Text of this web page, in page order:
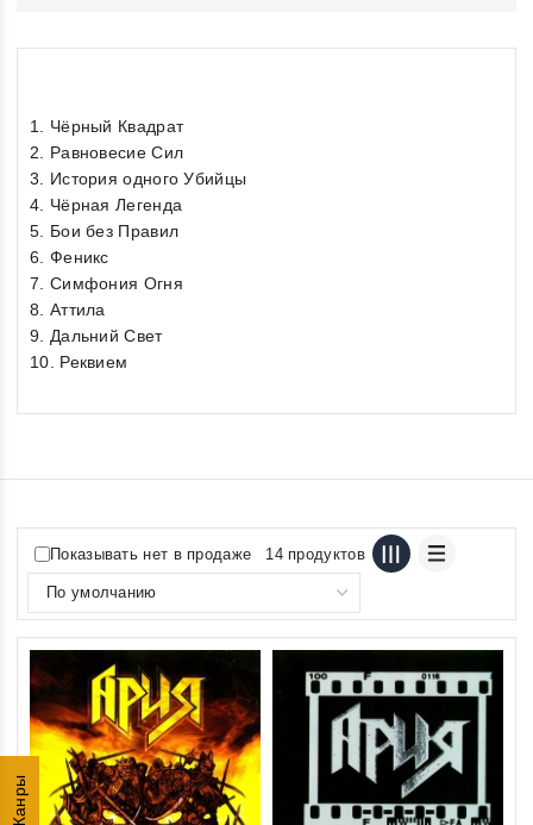
Жанры
1. Чёрный Квадрат
2. Равновесие Сил
3. История одного Убийцы
4. Чёрная Легенда
5. Бои без Правил
6. Феникс
7. Симфония Огня
8. Аттила
9. Дальний Свет
10. Реквием
Показывать нет в продаже 14 продуктов